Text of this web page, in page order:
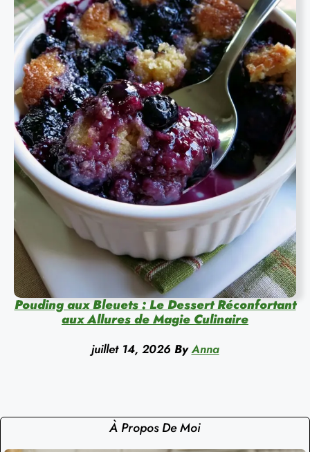
Pouding aux Bleuets : Le Dessert Réconfortant
aux Allures de Magie Culinaire
juillet 14, 2026 By Anna
À Propos De Moi